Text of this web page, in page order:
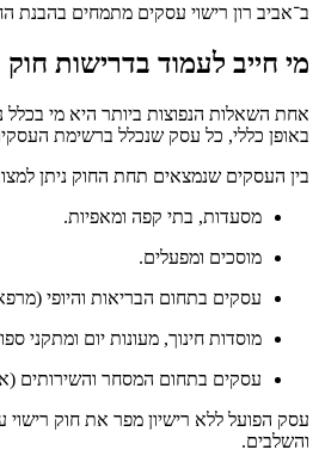
ב־אביב רון רישוי עסקים מתמחים בהבנת
מי חייב לעמוד בדרישות
אחת השאלות הנפוצות ביותר היא מי בכלל
באופן כללי, כל עסק שנכלל ברשימת
בין העסקים שנמצאים תחת החוק ניתן
מסעדות, בתי קפה ומאפיות.
מוסכים ומפעלים.
עסקים בתחום הבריאות והיופי
מוסדות חינוך, מעונות יום ומתקני
עסקים בתחום המסחר והשירותים
עסק הפועל ללא רישיון מפר את חוק רישוי
והשלבים.